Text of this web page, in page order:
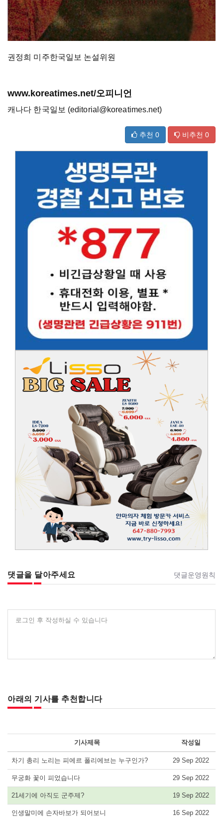
권정희 미주한국일보 논설위원
www.koreatimes.net/오피니언
캐나다 한국일보 (editorial@koreatimes.net)
추천 0 비추천 0
댓글을 달아주세요 댓글운영원칙
로그인 후 작성하실 수 있습니다
아래의 기사를 추천합니다
기사제목 작성일
차기 총리 노리는 피에르 폴리에브는 누구인가? 29 Sep 2022
무궁화 꽃이 피었습니다 29 Sep 2022
21세기에 아직도 군주제? 19 Sep 2022
인생말미에 손자바보가 되어보니 16 Sep 2022